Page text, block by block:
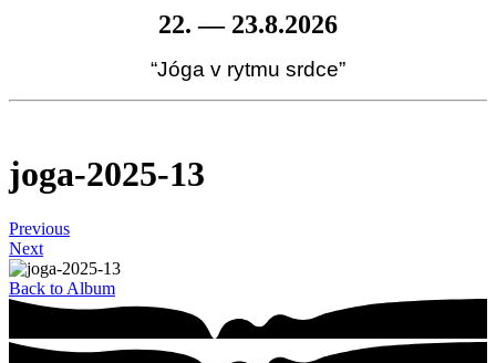
22. — 23.8.2026
“Jóga v rytmu srdce”
joga-2025-13
Previous
Next
Back to Album